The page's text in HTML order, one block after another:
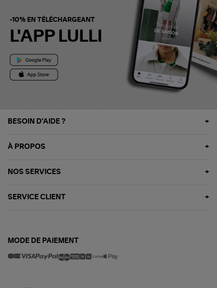
-10% EN TÉLÉCHARGEANT
L'APP LULLI
BESOIN D'AIDE ?
À PROPOS
NOS SERVICES
SERVICE CLIENT
MODE DE PAIEMENT